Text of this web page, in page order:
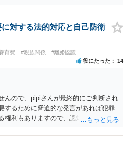
対する法的対応と自己防衛
育費 #親族関係 #離婚協議
役にたった 14
んので、pipiさんが最終的にご判断され
するために脅迫的な発言があれば犯罪
権利もありますので、認知等につきお